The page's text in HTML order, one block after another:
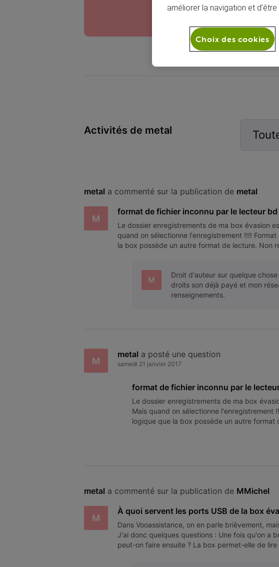
Activités de metal
metal a commenté sur la publication de metal
M
format de fichier inconnu par le lecteur bd
Le dossier enregistrements de ma box évasion
quand on sélectionne l'enregistrement !!!!
la box possède un autre format de lecture. Non
M
Droit d'auteur sur quelque
droits son déjà payé et mon
renseignements.
M
metal a posté une question
samedi 21 janvier 2017
format de fichier inconnu par le
Le dossier enregistrements de ma box
Mais quand on sélectionne l'enregistrement
logique que la box possède un autre
metal a commenté sur la publication de MMichel
M
À quoi servent les ports USB de la box
Dans Vooassistance, on en parle brièvement,
J'ai donc quelques questions : Une fois qu'on a
peut-on faire ensuite ? La box permet-elle de
améliorer la navigation et
Choix des cookies